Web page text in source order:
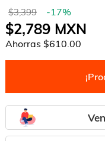
$3,399 -17%
$2,789MXN
Ahorras $610.00